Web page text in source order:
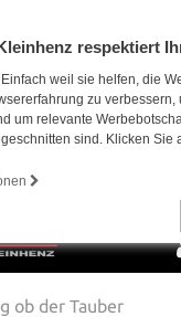
respektiert
weil sie helfen, die
zu verbessern,
um relevante
sind. Klicken Sie
ob der Tauber